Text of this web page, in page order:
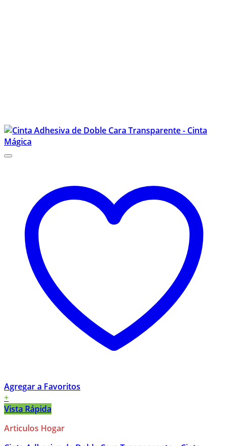
Agregar a Favoritos
+
Vista Rápida
Articulos Hogar